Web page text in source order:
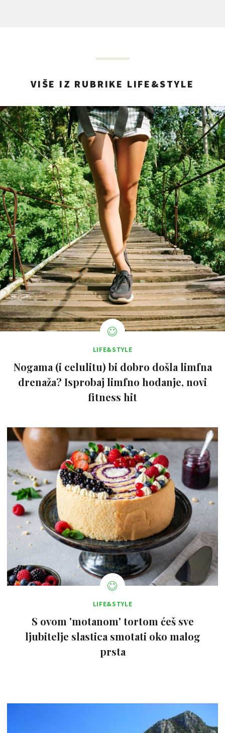
VIŠE IZ RUBRIKE LIFE&STYLE
LIFE&STYLE
Nogama (i celulitu) bi dobro došla limfna
drenaža? Isprobaj limfno hodanje, novi
fitness hit
LIFE&STYLE
S ovom 'motanom' tortom ćeš sve
ljubitelje slastica smotati oko malog
prsta